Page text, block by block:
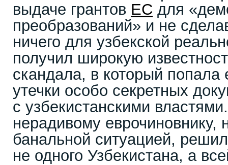
выдаче грантов ЕС для
преобразований» и не
ничего для узбекской
получил широкую
скандала, в который попала
утечки особо секретных
с узбекистанскими
нерадивому еврочиновнику,
банальной ситуацией,
не одного Узбекистана, а